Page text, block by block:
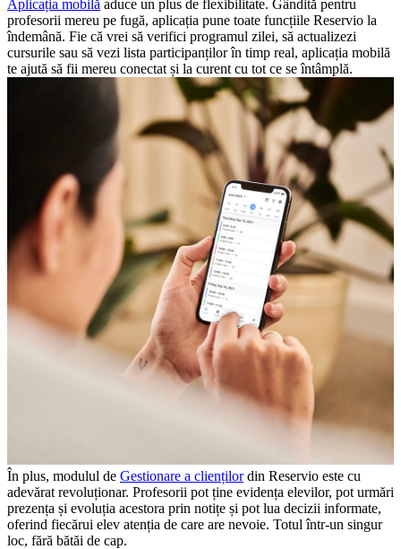
Aplicația mobilă aduce un plus de flexibilitate. Gândită pentru
profesorii mereu pe fugă, aplicația pune toate funcțiile Reservio la
îndemână. Fie că vrei să verifici programul zilei, să actualizezi
cursurile sau să vezi lista participanților în timp real, aplicația mobilă
te ajută să fii mereu conectat și la curent cu tot ce se întâmplă.
În plus, modulul de Gestionare a cliențilordin Reservio este cu
adevărat revoluționar. Profesorii pot ține evidența elevilor, pot urmări
prezența și evoluția acestora prin notițe și pot lua decizii informate,
oferind fiecărui elev atenția de care are nevoie. Totul într-un singur
loc, fără bătăi de cap.